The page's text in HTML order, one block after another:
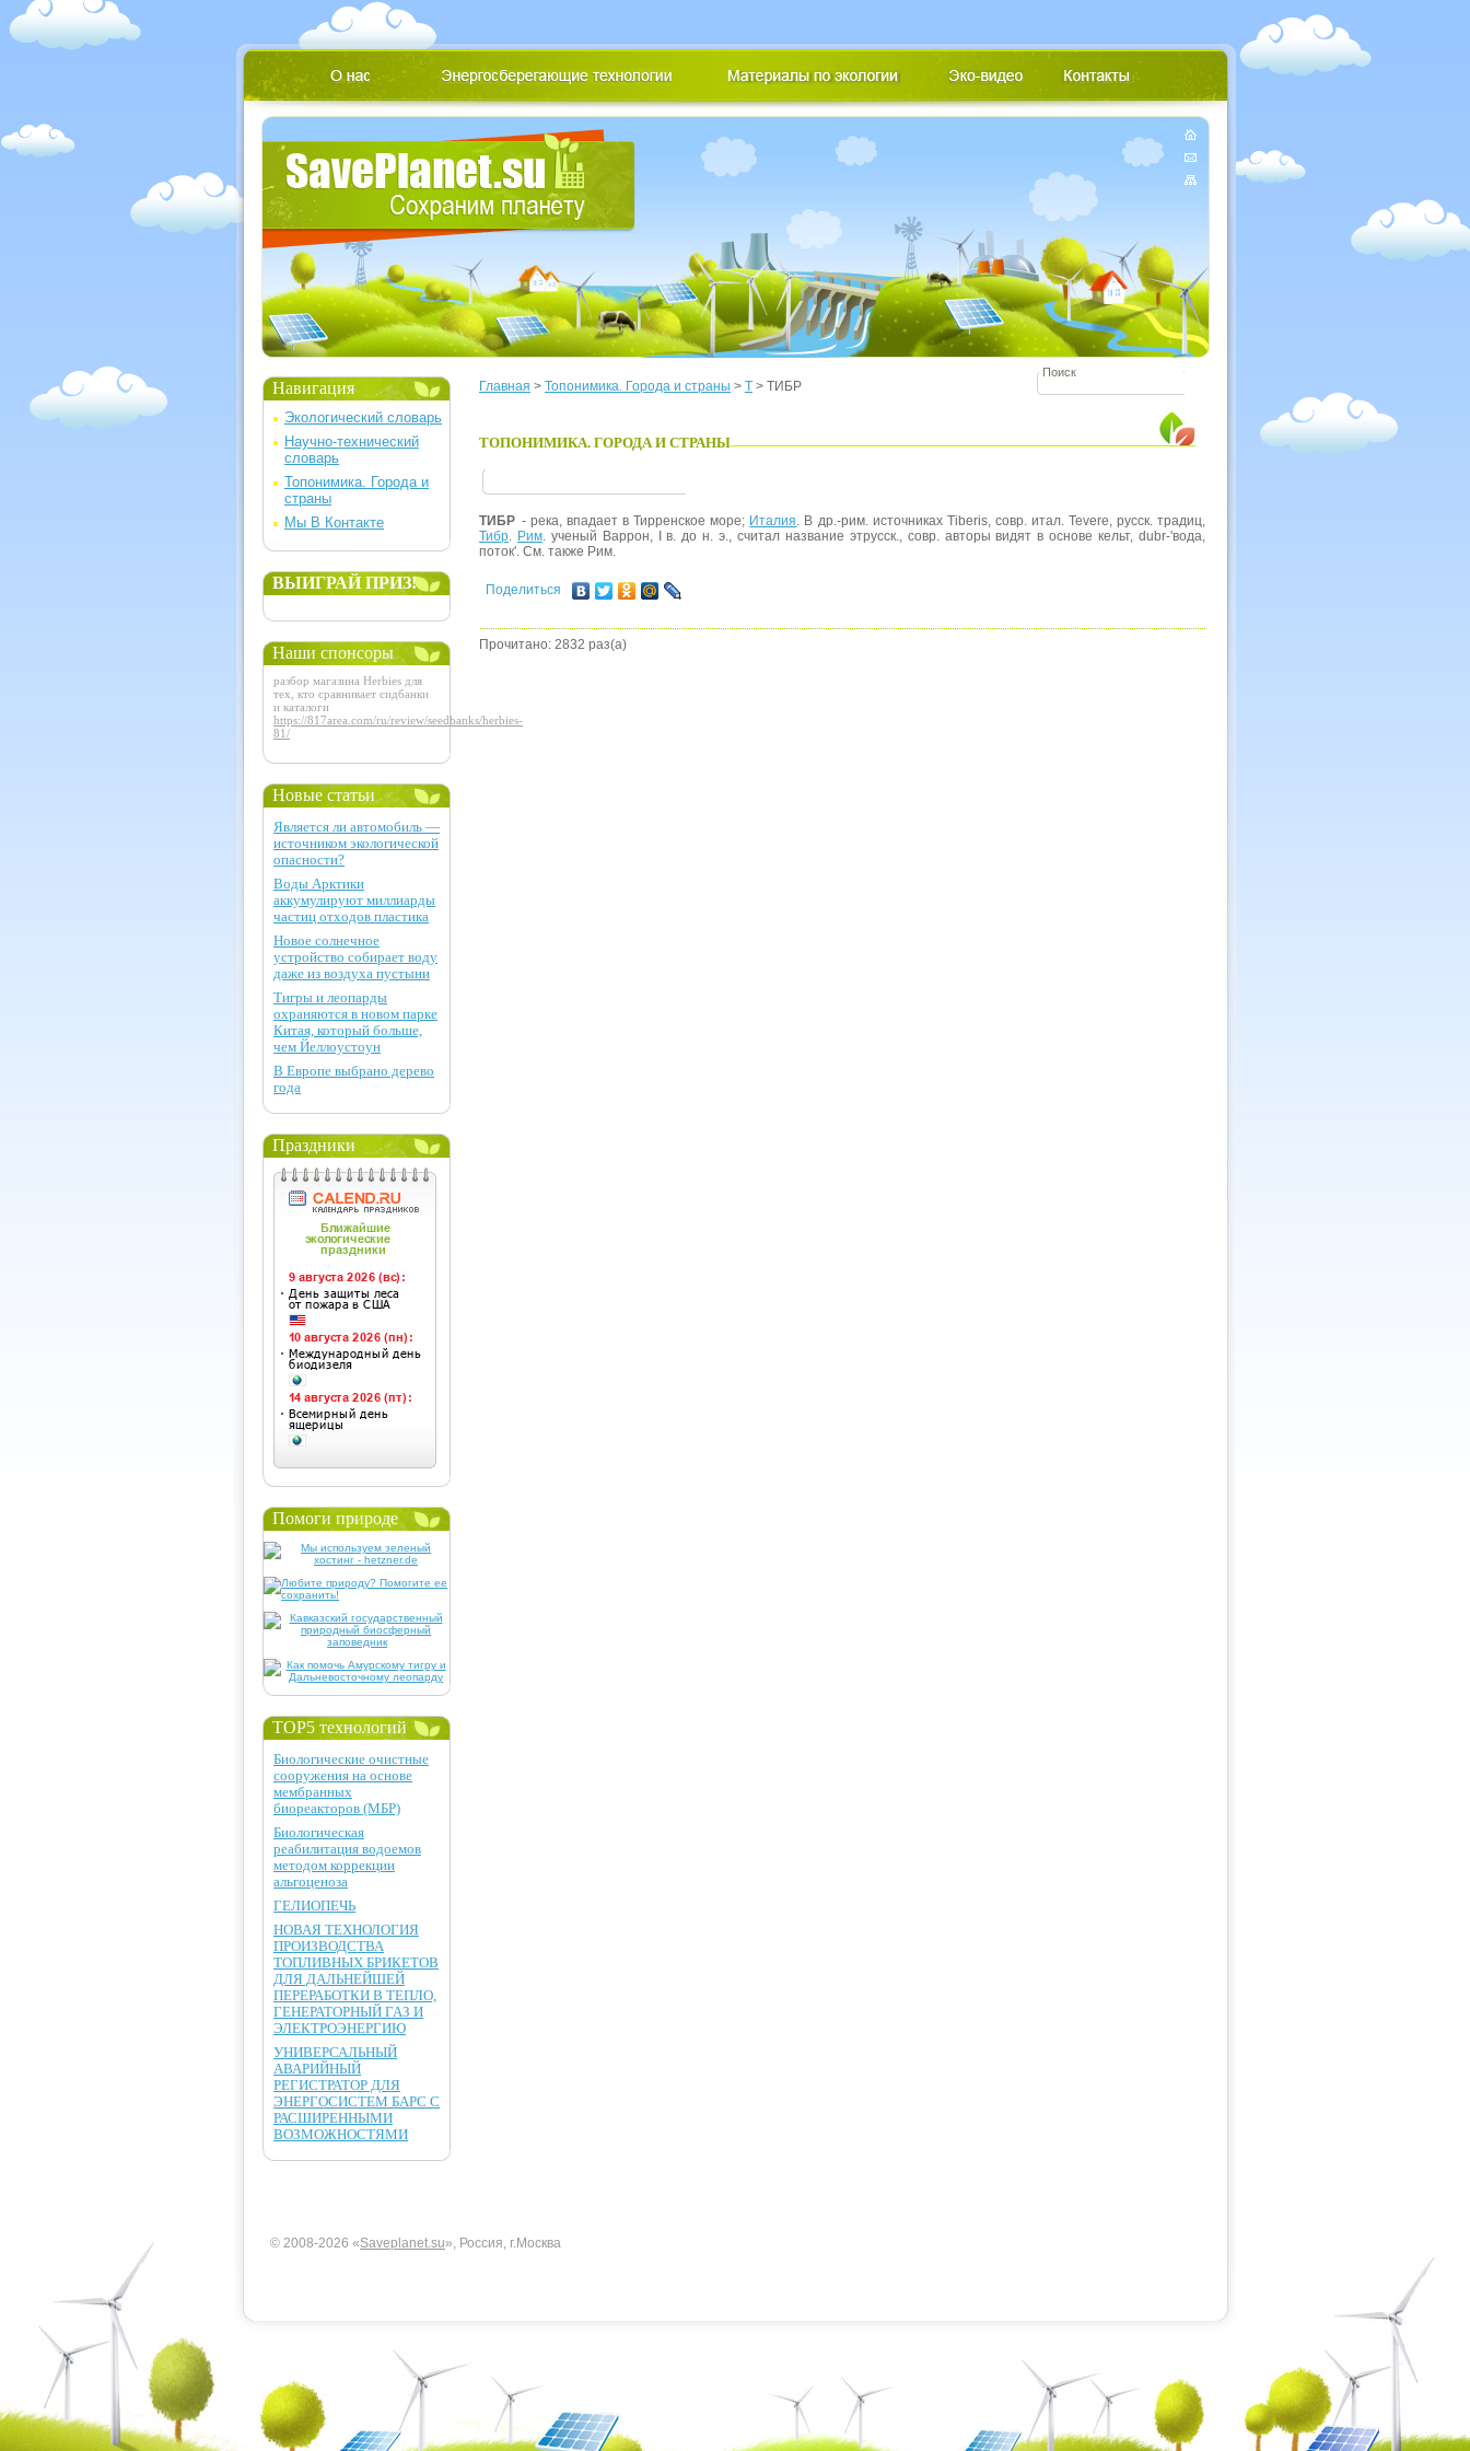
Главная > Топонимика. Города и страны > Т > ТИБР
ТОПОНИМИКА. ГОРОДА И СТРАНЫ
ТИБР - река, впадает в Тирренское море; Италия. В др.-рим. источниках Tiberis, совр. итал. Tevere, русск. традиц,
Тибр. Рим. ученый Варрон, I в. до н. э., считал название этрусск., совр. авторы видят в основе кельт, dubr-'вода,
поток'. См. также Рим.
Поделиться
Прочитано: 2832 раз(а)
Навигация
Экологический словарь
Научно-технический
словарь
Топонимика. Города и
страны
Мы В Контакте
ВЫИГРАЙ ПРИЗ!
Наши спонсоры
разбор магазина Herbies для
тех, кто сравнивает сидбанки
и каталоги
https://817area.com/ru/review/seedbanks/herbies-
81/
Новые статьи
Является ли автомобиль —
источником экологической
опасности?
Воды Арктики
аккумулируют миллиарды
частиц отходов пластика
Новое солнечное
устройство собирает воду
даже из воздуха пустыни
Тигры и леопарды
охраняются в новом парке
Китая, который больше,
чем Йеллоустоун
В Европе выбрано дерево
года
Праздники
Помоги природе
TOP5 технологий
Биологические очистные
сооружения на основе
мембранных
биореакторов (МБР)
Биологическая
реабилитация водоемов
методом коррекции
альгоценоза
ГЕЛИОПЕЧЬ
НОВАЯ ТЕХНОЛОГИЯ
ПРОИЗВОДСТВА
ТОПЛИВНЫХ БРИКЕТОВ
ДЛЯ ДАЛЬНЕЙШЕЙ
ПЕРЕРАБОТКИ В ТЕПЛО,
ГЕНЕРАТОРНЫЙ ГАЗ И
ЭЛЕКТРОЭНЕРГИЮ
УНИВЕРСАЛЬНЫЙ
АВАРИЙНЫЙ
РЕГИСТРАТОР ДЛЯ
ЭНЕРГОСИСТЕМ БАРС С
РАСШИРЕННЫМИ
ВОЗМОЖНОСТЯМИ
© 2008-2026 «Saveplanet.su», Россия, г.Москва